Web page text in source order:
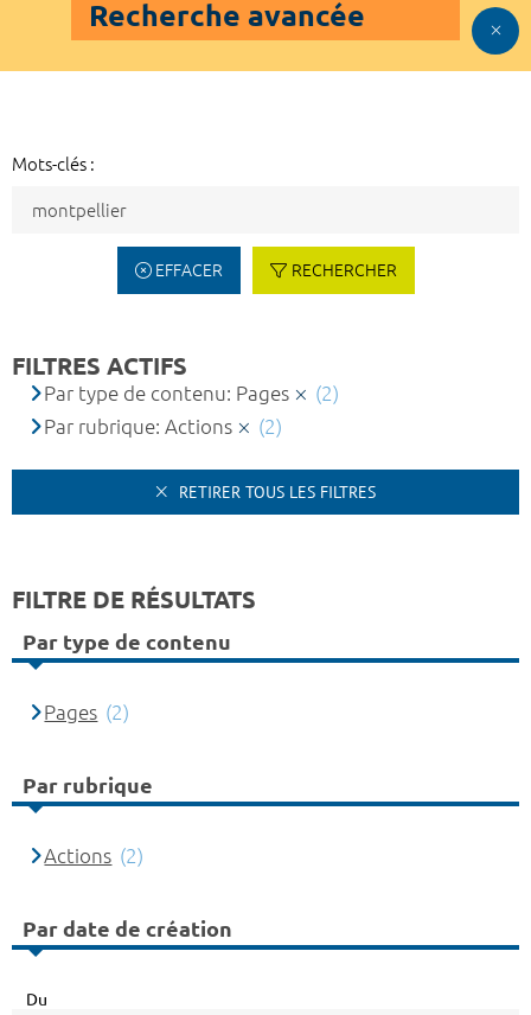
Recherche avancée
Mots-clés :
EFFACER RECHERCHER
FILTRES ACTIFS
Par type de contenu: Pages
(2)
Par rubrique: Actions
(2)
RETIRER TOUS LES FILTRES
FILTRE DE RÉSULTATS
Par type de contenu
Pages (2)
Par rubrique
Actions (2)
Par date de création
Du